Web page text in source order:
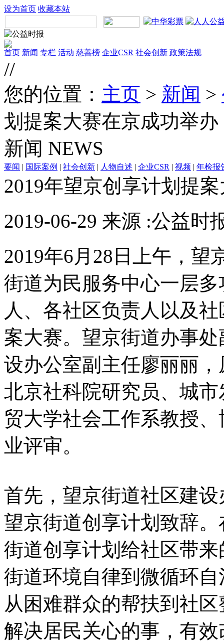
设为首页 收藏本站
首页 新闻 专栏 活动 慈善榜 企业CSR 社会创新 政策法规
//
您的位置： 主页 > 新闻 >
划提案大赛在京成功举办
新闻 NEWS
要闻 | 国际案例 | 社会创新 | 人物自述 | 企业CSR | 视频 | 年检报
2019年望京创享计划提
2019-06-29 来源 :公益时
2019年6月28日上午，望
街道为民服务中心一层
人、各社区负责人以及
案大赛。望京街道办事
设办公室副主任廖丽丽
北京社科院研究员、城
贸大学社会工作系教授
业评审。
首先，望京街道社区建
望京街道创享计划致辞
街道创享计划给社区带
街道环境自律到微循环
从困难群众的帮扶到社
解决居民关心的事，有